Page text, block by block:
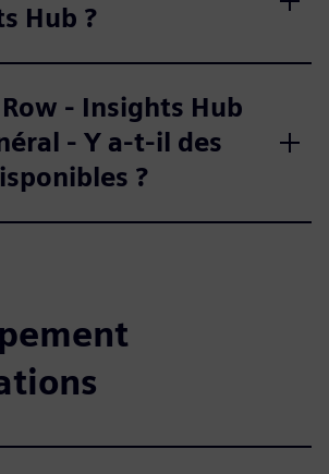
Hub ?
- Insights Hub
- Y a-t-il des
?